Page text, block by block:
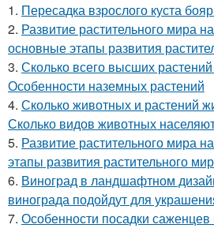
1. Пересадка взрослого куста
2. Развитие растительного мира
основные этапы развития
3. Сколько всего высших
Особенности наземных растений
4. Сколько животных и растений
Сколько видов животных
5. Развитие растительного мира
этапы развития растительного
6. Виноград в ландшафтном
винограда подойдут для
7. Особенности посадки